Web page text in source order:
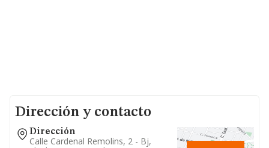
Dirección y contacto
Dirección
Calle Cardenal Remolins, 2 - Bj,